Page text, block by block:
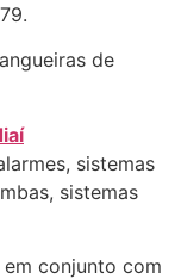
de
sistemas
sistemas
conjunto com